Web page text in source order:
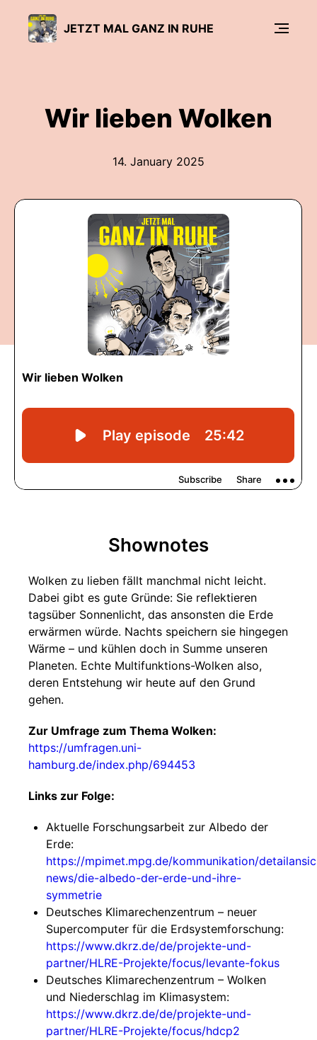
JETZT MAL GANZ IN RUHE
Wir lieben Wolken
14. January 2025
Shownotes
Wolken zu lieben fällt manchmal nicht leicht.
Dabei gibt es gute Gründe: Sie reflektieren
tagsüber Sonnenlicht, das ansonsten die Erde
erwärmen würde. Nachts speichern sie hingegen
Wärme – und kühlen doch in Summe unseren
Planeten. Echte Multifunktions-Wolken also,
deren Entstehung wir heute auf den Grund
gehen.
Zur Umfrage zum Thema Wolken:
https://umfragen.uni-
hamburg.de/index.php/694453
Links zur Folge:
Aktuelle Forschungsarbeit zur Albedo der
Erde:
https://mpimet.mpg.de/kommunikation/
news/die-albedo-der-erde-und-ihre-
symmetrie
Deutsches Klimarechenzentrum – neuer
Supercomputer für die Erdsystemforschung:
https://www.dkrz.de/de/projekte-und-
partner/HLRE-Projekte/focus/levante-fokus
Deutsches Klimarechenzentrum – Wolken
und Niederschlag im Klimasystem:
https://www.dkrz.de/de/projekte-und-
partner/HLRE-Projekte/focus/hdcp2